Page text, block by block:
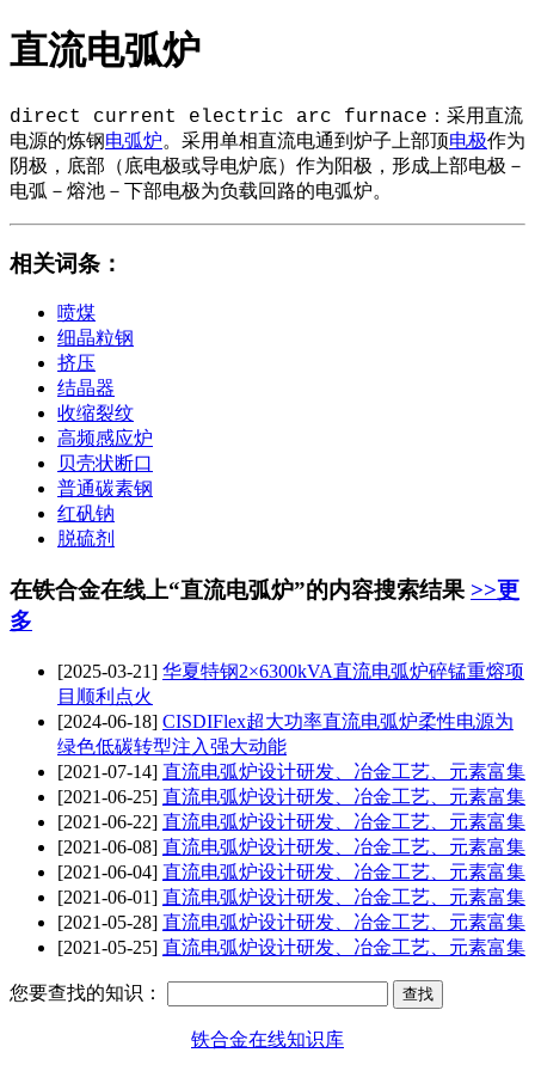
直流电弧炉
direct current electric arc furnace：采用直流
电源的炼钢电弧炉。采用单相直流电通到炉子上部顶电极作为
阴极，底部（底电极或导电炉底）作为阳极，形成上部电极－
电弧－熔池－下部电极为负载回路的电弧炉。
相关词条 ：
喷煤
细晶粒钢
挤压
结晶器
收缩裂纹
高频感应炉
贝壳状断口
普通碳素钢
红矾钠
脱硫剂
在铁合金在线上“直流电弧炉”的内容搜索结果 >>更
多
[2025-03-21] 华夏特钢2×6300kVA直流电弧炉碎锰重熔项
目顺利点火
[2024-06-18] CISDIFlex超大功率直流电弧炉柔性电源为
绿色低碳转型注入强大动能
[2021-07-14] 直流电弧炉设计研发、冶金工艺、元素富集
[2021-06-25] 直流电弧炉设计研发、冶金工艺、元素富集
[2021-06-22] 直流电弧炉设计研发、冶金工艺、元素富集
[2021-06-08] 直流电弧炉设计研发、冶金工艺、元素富集
[2021-06-04] 直流电弧炉设计研发、冶金工艺、元素富集
[2021-06-01] 直流电弧炉设计研发、冶金工艺、元素富集
[2021-05-28] 直流电弧炉设计研发、冶金工艺、元素富集
[2021-05-25] 直流电弧炉设计研发、冶金工艺、元素富集
您要查找的知识：
铁合金在线知识库